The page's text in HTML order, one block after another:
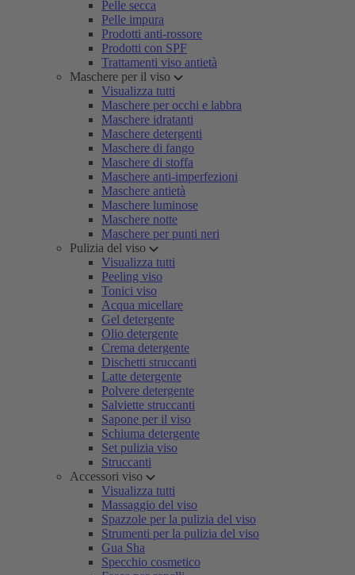
Pelle secca
Pelle impura
Prodotti anti-rossore
Prodotti con SPF
Trattamenti viso antietà
Maschere per il viso
Visualizza tutti
Maschere per occhi e labbra
Maschere idratanti
Maschere detergenti
Maschere di fango
Maschere di stoffa
Maschere anti-imperfezioni
Maschere antietà
Maschere luminose
Maschere notte
Maschere per punti neri
Pulizia del viso
Visualizza tutti
Peeling viso
Tonici viso
Acqua micellare
Gel detergente
Olio detergente
Crema detergente
Dischetti struccanti
Latte detergente
Polvere detergente
Salviette struccanti
Sapone per il viso
Schiuma detergente
Set pulizia viso
Struccanti
Accessori viso
Visualizza tutti
Massaggio del viso
Spazzole per la pulizia del viso
Strumenti per la pulizia del viso
Gua Sha
Specchio cosmetico